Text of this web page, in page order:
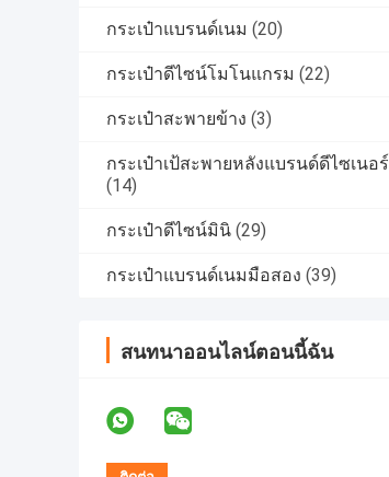
กระเป๋าแบรนด์เนม (20)
กระเป๋าดีไซน์โมโนแกรม (22)
กระเป๋าสะพายข้าง (3)
กระเป๋าเป้สะพายหลังแบรนด์ดีไซเนอร์
(14)
กระเป๋าดีไซน์มินิ (29)
กระเป๋าแบรนด์เนมมือสอง (39)
สนทนาออนไลน์ตอนนี้ฉัน